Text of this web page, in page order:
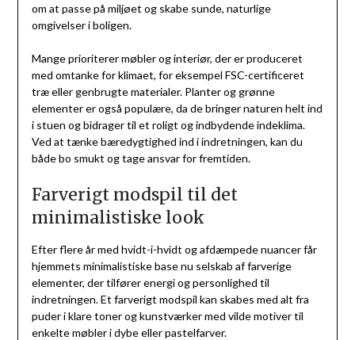
om at passe på miljøet og skabe sunde, naturlige
omgivelser i boligen.
Mange prioriterer møbler og interiør, der er produceret
med omtanke for klimaet, for eksempel FSC-certificeret
træ eller genbrugte materialer. Planter og grønne
elementer er også populære, da de bringer naturen helt ind
i stuen og bidrager til et roligt og indbydende indeklima.
Ved at tænke bæredygtighed ind i indretningen, kan du
både bo smukt og tage ansvar for fremtiden.
Farverigt modspil til det
minimalistiske look
Efter flere år med hvidt-i-hvidt og afdæmpede nuancer får
hjemmets minimalistiske base nu selskab af farverige
elementer, der tilfører energi og personlighed til
indretningen. Et farverigt modspil kan skabes med alt fra
puder i klare toner og kunstværker med vilde motiver til
enkelte møbler i dybe eller pastelfarver.